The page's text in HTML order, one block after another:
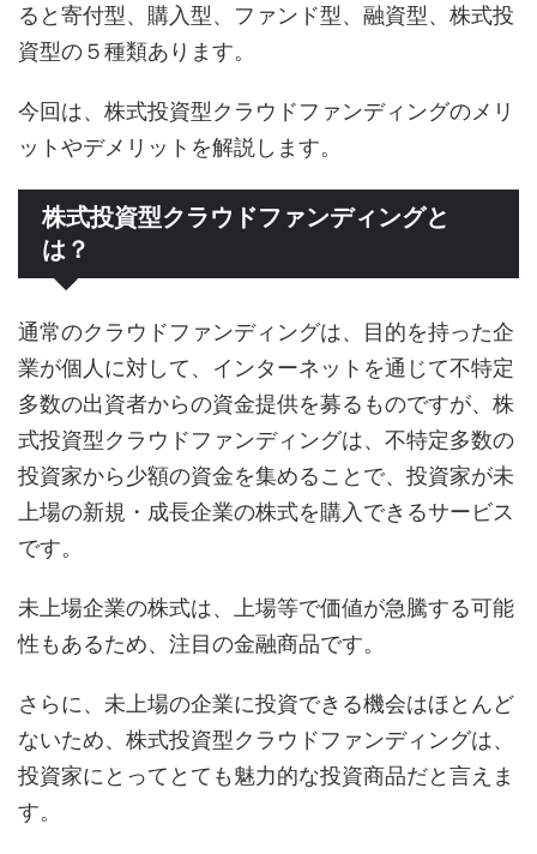
ると寄付型、購入型、ファンド型、融資型、株式投
資型の５種類あります。
今回は、株式投資型クラウドファンディングのメリ
ットやデメリットを解説します。
株式投資型クラウドファンディングと
は？
通常のクラウドファンディングは、目的を持った企
業が個人に対して、インターネットを通じて不特定
多数の出資者からの資金提供を募るものですが、株
式投資型クラウドファンディングは、不特定多数の
投資家から少額の資金を集めることで、投資家が未
上場の新規・成長企業の株式を購入できるサービス
です。
未上場企業の株式は、上場等で価値が急騰する可能
性もあるため、注目の金融商品です。
さらに、未上場の企業に投資できる機会はほとんど
ないため、株式投資型クラウドファンディングは、
投資家にとってとても魅力的な投資商品だと言えま
す。